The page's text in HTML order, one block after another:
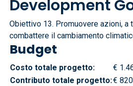
Development
Obiettivo 13. Promuovere azioni, a
combattere il cambiamento
Budget
Costo totale progetto:
€
Contributo totale progetto:€